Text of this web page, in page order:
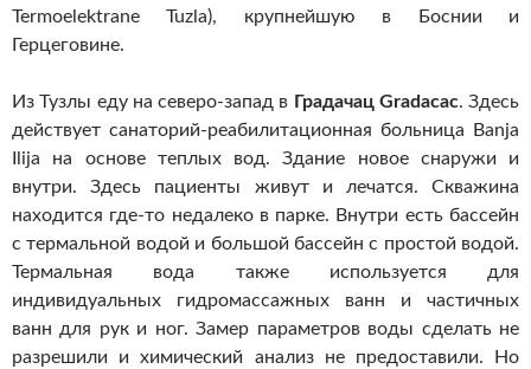
Termoelektrane Tuzla), крупнейшую в Боснии и
Герцеговине.
Из Тузлы еду на северо-запад в Градачац Gradacac. Здесь
действует санаторий-реабилитационная больница Banja
Ilija на основе теплых вод. Здание новое снаружи и
внутри. Здесь пациенты живут и лечатся. Скважина
находится где-то недалеко в парке. Внутри есть бассейн
с термальной водой и большой бассейн с простой водой.
Термальная вода также используется для
индивидуальных гидромассажных ванн и частичных
ванн для рук и ног. Замер параметров воды сделать не
разрешили и химический анализ не предоставили. Но